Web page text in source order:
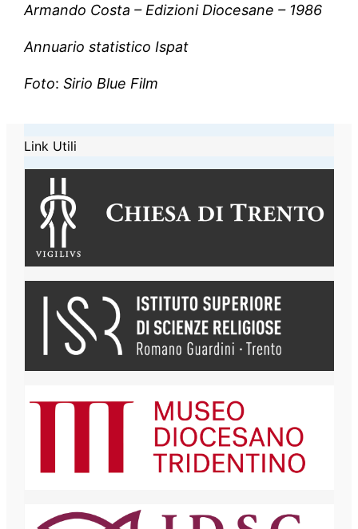
Armando Costa – Edizioni Diocesane – 1986
Annuario statistico Ispat
Foto:Sirio Blue Film
Link Utili